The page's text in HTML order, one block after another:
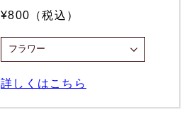
¥800（税込）
詳しくはこちら